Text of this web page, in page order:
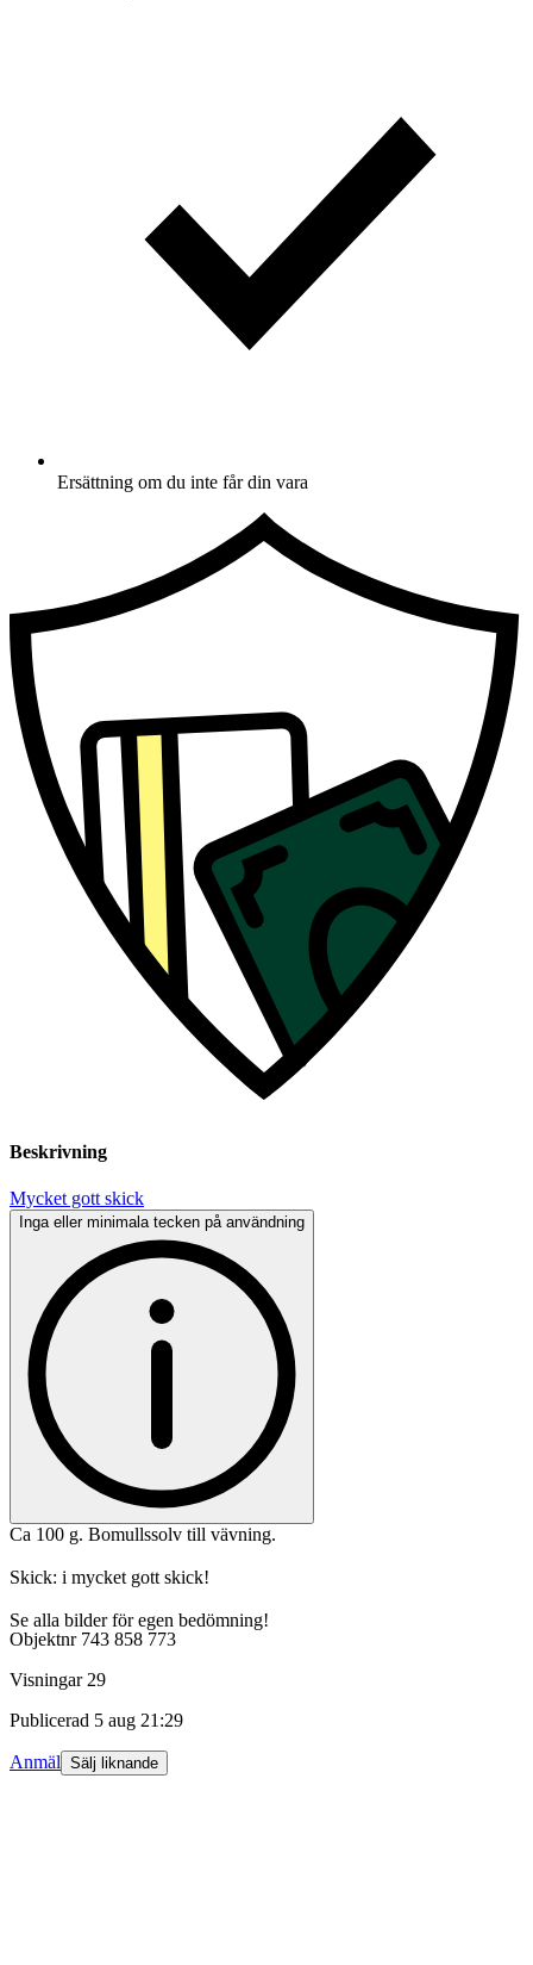
Ersättning om du inte får din vara
Beskrivning
Mycket gott skick
Inga eller minimala tecken på användning
Ca 100 g. Bomullssolv till vävning.
Skick: i mycket gott skick!
Se alla bilder för egen bedömning!
Objektnr 743 858 773
Visningar 29
Publicerad 5 aug 21:29
Anmäl Sälj liknande